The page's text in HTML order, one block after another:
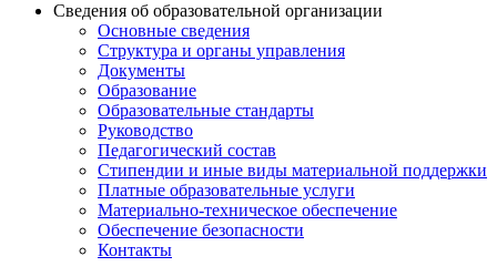
Сведения об образовательной организации
Основные сведения
Структура и органы управления
Документы
Образование
Образовательные стандарты
Руководство
Педагогический состав
Стипендии и иные виды материальной поддержки
Платные образовательные услуги
Материально-техническое обеспечение
Обеспечение безопасности
Контакты